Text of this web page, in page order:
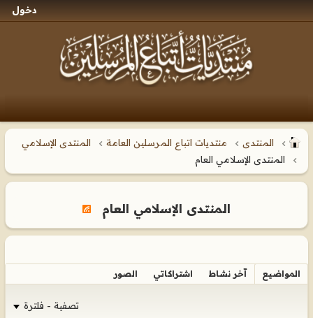
دخول
المنتدى منتديات اتباع المرسلين العامة
المنتدى الإسلامي
المنتدى الإسلامي العام
المنتدى الإسلامي العام
المواضيع آخر نشاط اشتراكاتي الصور
تصفية - فلترة